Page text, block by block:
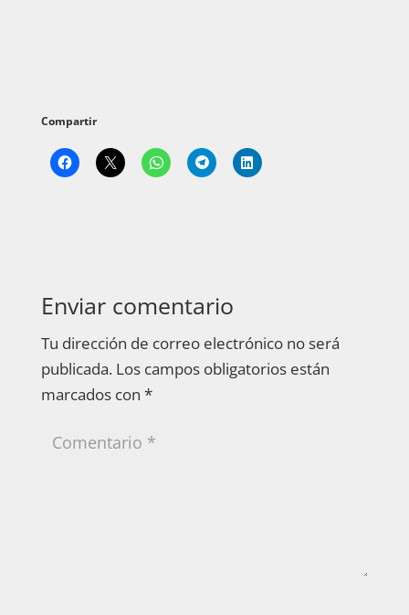
Compartir
Enviar comentario
Tu dirección de correo electrónico no será
publicada. Los campos obligatorios están
marcados con *